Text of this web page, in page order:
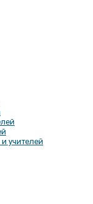
учителей